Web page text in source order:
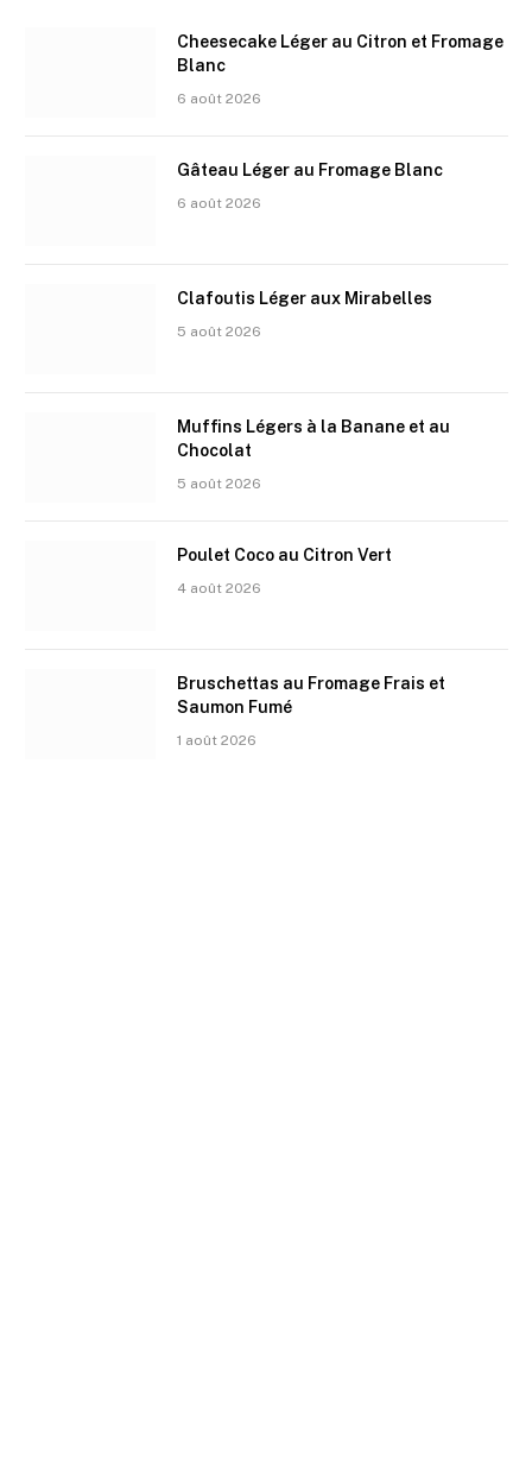
Cheesecake Léger au Citron et Fromage
Blanc
6 août 2026
Gâteau Léger au Fromage Blanc
6 août 2026
Clafoutis Léger aux Mirabelles
5 août 2026
Muffins Légers à la Banane et au
Chocolat
5 août 2026
Poulet Coco au Citron Vert
4 août 2026
Bruschettas au Fromage Frais et
Saumon Fumé
1 août 2026